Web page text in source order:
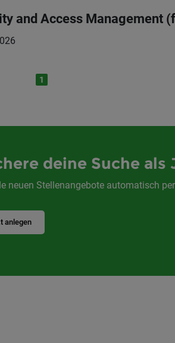
and Access Management
1
deine Suche als
neuen Stellenangebote automatisch
anlegen